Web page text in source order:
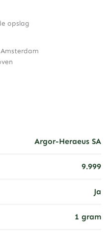
opslag
Argor-Heraeus SA
9.999
Ja
1 gram